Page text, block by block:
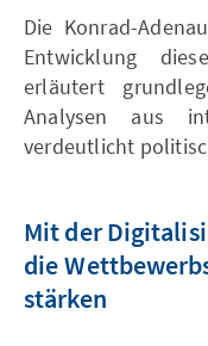
Die Konrad-
Entwicklung
erläutert
Analysen aus
verdeutlicht
Mit der
die
stärken